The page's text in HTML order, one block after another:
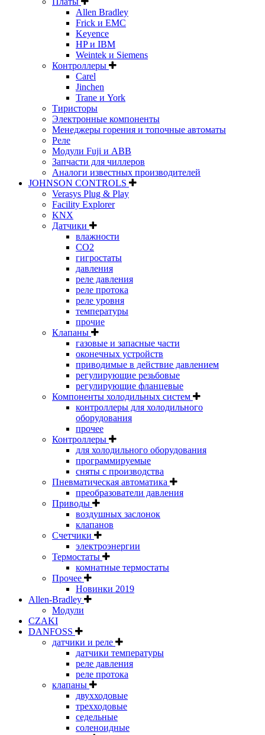
Allen Bradley
Frick и EMC
Keyence
HP и IBM
Weintek и Siemens
Контроллеры
Carel
Jinchen
Trane и York
Тиристоры
Электронные компоненты
Менеджеры горения и топочные автоматы
Реле
Модули Fuji и ABB
Запчасти для чиллеров
Аналоги известных производителей
JOHNSON CONTROLS
Verasys Plug & Play
Facility Explorer
KNX
Датчики
влажности
CO2
гигростаты
давления
реле давления
реле протока
реле уровня
температуры
прочие
Клапаны
газовые и запасные части
оконечных устройств
приводимые в действие давлением
регулирующие резьбовые
регулирующие фланцевые
Компоненты холодильных систем
контроллеры для холодильного
оборудования
прочее
Контроллеры
для холодильного оборудования
программируемые
сняты с производства
Пневматическая автоматика
преобразователи давления
Приводы
воздушных заслонок
клапанов
Счетчики
электроэнергии
Термостаты
комнатные термостаты
Прочее
Новинки 2019
Allen-Bradley
Модули
CZAKI
DANFOSS
датчики и реле
датчики температуры
реле давления
реле протока
клапаны
двухходовые
трехходовые
седельные
соленоидные